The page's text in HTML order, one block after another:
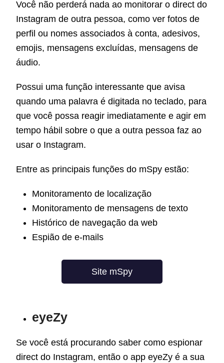
Você não perderá nada ao monitorar o direct do
Instagram de outra pessoa, como ver fotos de
perfil ou nomes associados à conta, adesivos,
emojis, mensagens excluídas, mensagens de
áudio.
Possui uma função interessante que avisa
quando uma palavra é digitada no teclado, para
que você possa reagir imediatamente e agir em
tempo hábil sobre o que a outra pessoa faz ao
usar o Instagram.
Entre as principais funções do mSpy estão:
Monitoramento de localização
Monitoramento de mensagens de texto
Histórico de navegação da web
Espião de e-mails
Site mSpy
eyeZy
Se você está procurando saber como espionar
direct do Instagram, então o app eyeZy é a sua